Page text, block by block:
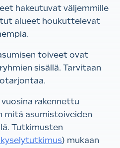
hakeutuvat väljemmille
alueet houkuttelevat
toiveet ovat
sisällä. Tarvitaan
rakennettu
mitä asumistoiveiden
Tutkimusten
) mukaan